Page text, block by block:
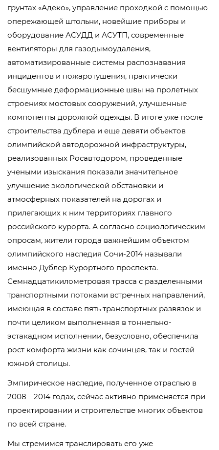
грунтах «Адеко», управление проходкой с помощью
опережающей штольни, новейшие приборы и
оборудование АСУДД и АСУТП, современные
вентиляторы для газодымоудаления,
автоматизированные системы распознавания
инцидентов и пожаротушения, практически
бесшумные деформационные швы на пролетных
строениях мостовых сооружений, улучшенные
компоненты дорожной одежды. В итоге уже после
строительства дублера и еще девяти объектов
олимпийской автодорожной инфраструктуры,
реализованных Росавтодором, проведенные
учеными изыскания показали значительное
улучшение экологической обстановки и
атмосферных показателей на дорогах и
прилегающих к ним территориях главного
российского курорта. А согласно социологическим
опросам, жители города важнейшим объектом
олимпийского наследия Сочи-2014 называли
именно Дублер Курортного проспекта.
Семнадцатикилометровая трасса с разделенными
транспортными потоками встречных направлений,
имеющая в составе пять транспортных развязок и
почти целиком выполненная в тоннельно-
эстакадном исполнении, безусловно, обеспечила
рост комфорта жизни как сочинцев, так и гостей
южной столицы.
Эмпирическое наследие, полученное отраслью в
2008—2014 годах, сейчас активно применяется при
проектировании и строительстве многих объектов
по всей стране.
Мы стремимся транслировать его уже